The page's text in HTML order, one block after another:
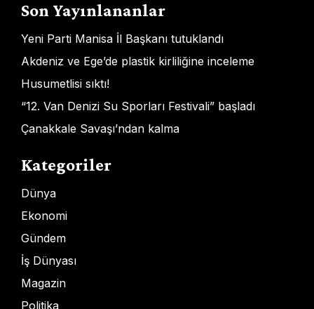
Son Yayınlananlar
Yeni Parti Manisa İl Başkanı tutuklandı
Akdeniz ve Ege’de plastik kirliliğine inceleme
Husumetlisi sıktı!
“12. Van Denizi Su Sporları Festivali” başladı
Çanakkale Savaşı’ndan kalma
Kategoriler
Dünya
Ekonomi
Gündem
İş Dünyası
Magazin
Politika